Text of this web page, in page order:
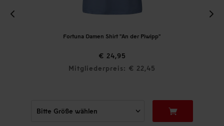
Fortuna Damen Shirt "An der Piwipp"
€ 24,95
Mitgliederpreis: € 22,45